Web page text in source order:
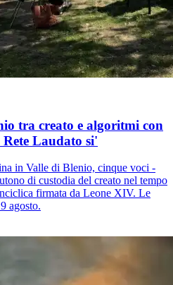
tra creato e algoritmi con
Laudato si'
in Valle di Blenio, cinque voci -
di custodia del creato nel tempo
firmata da Leone XIV. Le
agosto.